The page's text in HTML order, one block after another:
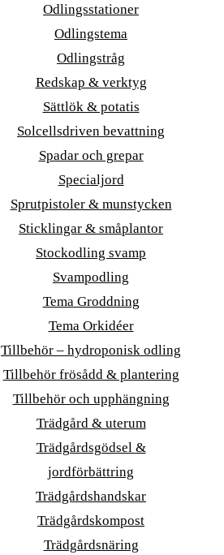
Odlingsstationer
Odlingstema
Odlingstråg
Redskap & verktyg
Sättlök & potatis
Solcellsdriven bevattning
Spadar och grepar
Specialjord
Sprutpistoler & munstycken
Sticklingar & småplantor
Stockodling svamp
Svampodling
Tema Groddning
Tema Orkidéer
Tillbehör – hydroponisk odling
Tillbehör frösådd & plantering
Tillbehör och upphängning
Trädgård & uterum
Trädgårdsgödsel &
jordförbättring
Trädgårdshandskar
Trädgårdskompost
Trädgårdsnäring